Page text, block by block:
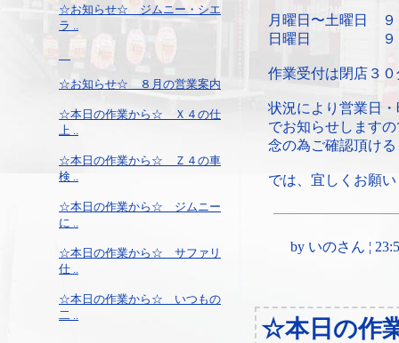
☆お知らせ☆ ジムニー・シエ
ラ ..
☆お知らせ☆ ８月の営業案内
☆本日の作業から☆ Ｘ４の仕
上 ..
☆本日の作業から☆ Ｚ４の車
検 ..
☆本日の作業から☆ ジムニー
に ..
☆本日の作業から☆ サファリ
仕 ..
☆本日の作業から☆ いつもの
二 ..
月曜日〜土曜日 ９
日曜日 ９：３
作業受付は閉店３
状況により営業日
でお知らせします
念の為ご確認頂け
では、宜しくお願
by いのさん ¦
☆本日の作